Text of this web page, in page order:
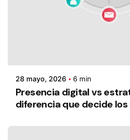
28 mayo, 2026 6 min
Presencia digital vs
diferencia que decide